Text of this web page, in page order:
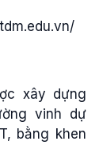
xây dựng
vinh dự
bằng khen